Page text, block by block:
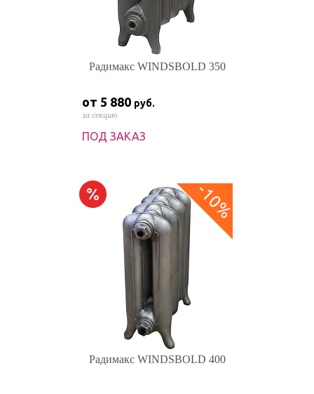
Радимакс WINDSBOLD 350
от 5 880 руб.
за секцию
ПОД ЗАКАЗ
-10%
Радимакс WINDSBOLD 400